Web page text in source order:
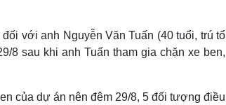
với anh Nguyễn Văn Tuấn (40 tuổi, trú tổ
8 sau khi anh Tuấn tham gia chặn xe ben,
của dự án nên đêm 29/8, 5 đối tượng điều